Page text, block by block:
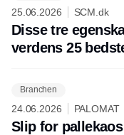
25.06.2026 SCM.dk
Disse tre
verdens 25
Branchen
24.06.2026 PALOMAT
Slip for